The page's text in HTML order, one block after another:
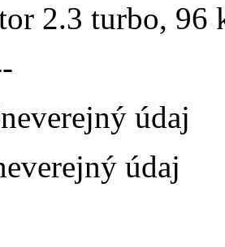
2.3 turbo, 96
neverejný údaj
údaj